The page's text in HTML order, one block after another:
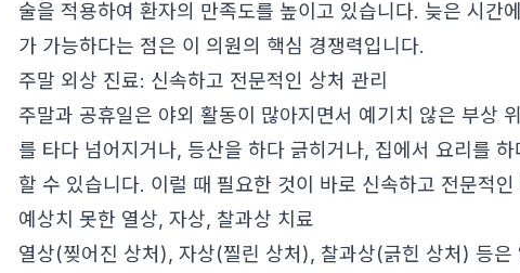
술을 적용하여 환자의 만족도를 높이고 있습니다. 늦은 시간
가 가능하다는 점은 이 의원의 핵심 경쟁력입니다.
주말 외상 진료: 신속하고 전문적인 상처 관리
주말과 공휴일은 야외 활동이 많아지면서 예기치 않은 부상
를 타다 넘어지거나, 등산을 하다 긁히거나, 집에서 요리를
할 수 있습니다. 이럴 때 필요한 것이 바로 신속하고 전문적인
예상치 못한 열상, 자상, 찰과상 치료
열상(찢어진 상처), 자상(찔린 상처), 찰과상(긁힌 상처) 등은